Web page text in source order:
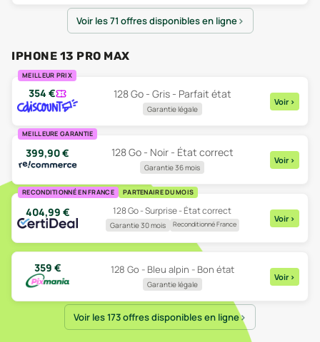
Voir les 71 offres disponibles en ligne
IPHONE 13 PRO MAX
MEILLEUR PRIX
354 € 128 Go - Gris - Parfait état
Garantie légale
Voir >
MEILLEURE GARANTIE
399,90€ 128 Go - Noir - État correct
Garantie 36 mois
Voir >
RECONDITIONNÉ EN FRANCE PARTENAIRE DU MOIS
404,99 € 128 Go - Surprise - État correct
Garantie 30 mois Reconditionné France
Voir >
359 € 128 Go - Bleu alpin - Bon état
Garantie légale
Voir >
Voir les 173 offres disponibles en ligne